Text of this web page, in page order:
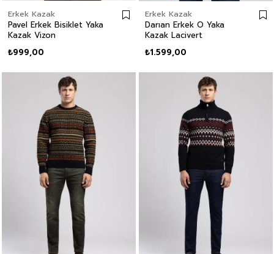
Erkek Kazak
Pavel Erkek Bisiklet Yaka
Kazak Vizon
₺999,00
Erkek Kazak
Darıan Erkek O Yaka
Kazak Lacivert
₺1.599,00